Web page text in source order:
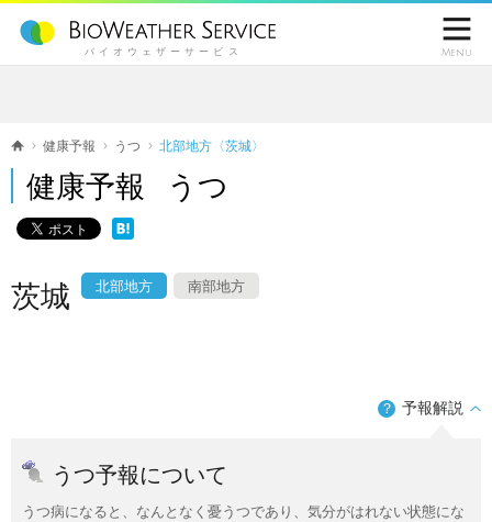
バイオウェザーサービス

Menu
健康予報 うつ 北部地方〈茨城〉
健康予報 うつ
茨城 北部地方 南部地方
？ 予報解説
うつ予報について
うつ病になると、なんとなく憂うつであり、気分がはれない状態にな